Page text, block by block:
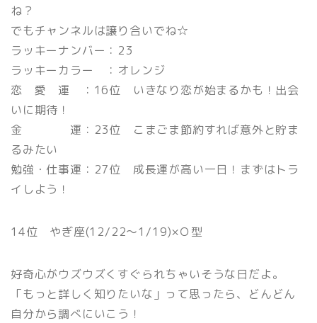
ね？
でもチャンネルは譲り合いでね☆
ラッキーナンバー：23
ラッキーカラー ：オレンジ
恋 愛 運 ：16位 いきなり恋が始まるかも！出会
いに期待！
金 運：23位 こまごま節約すれば意外と貯ま
るみたい
勉強・仕事運：27位 成長運が高い一日！まずはトラ
イしよう！
14位 やぎ座(12/22〜1/19)×Ｏ型
好奇心がウズウズくすぐられちゃいそうな日だよ。
「もっと詳しく知りたいな」って思ったら、どんどん
自分から調べにいこう！